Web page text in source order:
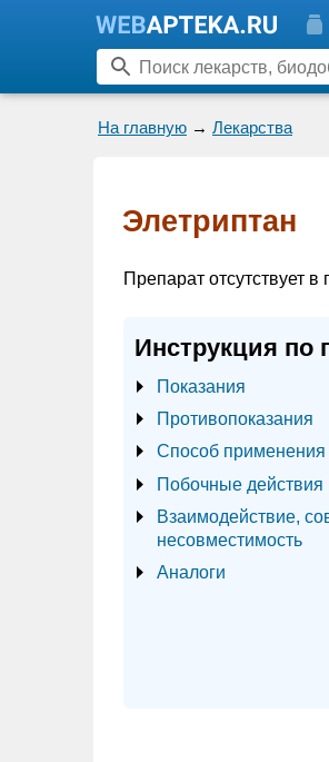
На главную → Лекарства
Элетриптан
Препарат отсутствует
Инструкция по
Показания
Противопоказания
Способ применения
Побочные действия
Взаимодействие,
несовместимость
Аналоги